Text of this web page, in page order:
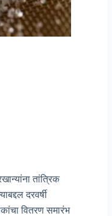
तांत्रिक
दरवर्षी
वितरण समारंभ